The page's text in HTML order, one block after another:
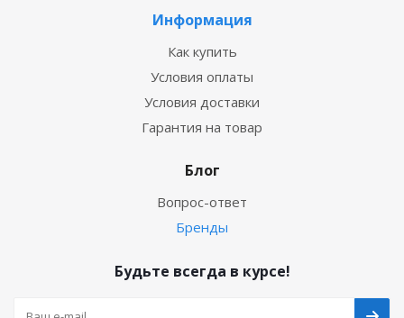
Информация
Как купить
Условия оплаты
Условия доставки
Гарантия на товар
Блог
Вопрос-ответ
Бренды
Будьте всегда в курсе!